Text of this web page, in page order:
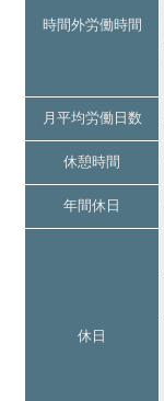
時間外労働時間
月平均労働日数
休憩時間
年間休日
休日